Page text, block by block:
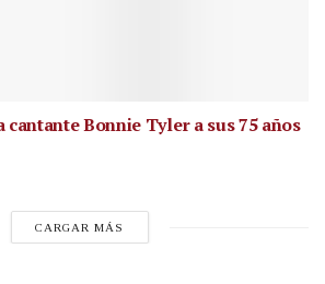
cantanteBonnie Tyler a sus 75 años
CARGAR MÁS